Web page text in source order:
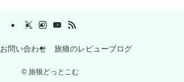
お問い合わせ 旅狼のレビューブログ
© 旅狼どっとこむ